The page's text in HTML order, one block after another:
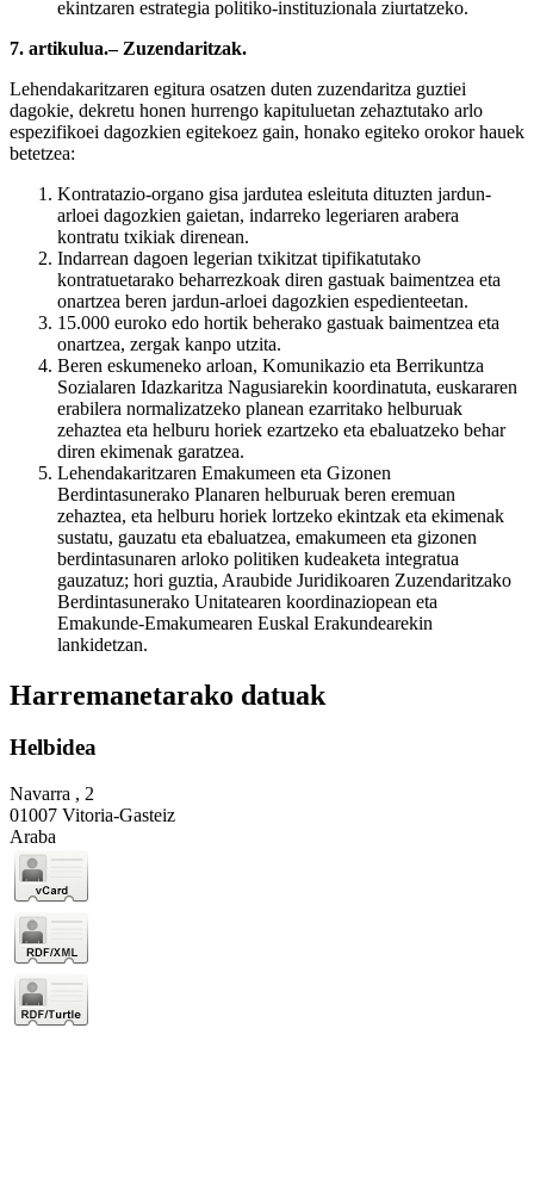
ekintzaren estrategia politiko-instituzionala ziurtatzeko.
7. artikulua.– Zuzendaritzak.
Lehendakaritzaren egitura osatzen duten zuzendaritza guztiei
dagokie, dekretu honen hurrengo kapituluetan zehaztutako arlo
espezifikoei dagozkien egitekoez gain, honako egiteko orokor hauek
betetzea:
Kontratazio-organo gisa jardutea esleituta dituzten jardun-
arloei dagozkien gaietan, indarreko legeriaren arabera
kontratu txikiak direnean.
Indarrean dagoen legerian txikitzat tipifikatutako
kontratuetarako beharrezkoak diren gastuak baimentzea eta
onartzea beren jardun-arloei dagozkien espedienteetan.
15.000 euroko edo hortik beherako gastuak baimentzea eta
onartzea, zergak kanpo utzita.
Beren eskumeneko arloan, Komunikazio eta Berrikuntza
Sozialaren Idazkaritza Nagusiarekin koordinatuta, euskararen
erabilera normalizatzeko planean ezarritako helburuak
zehaztea eta helburu horiek ezartzeko eta ebaluatzeko behar
diren ekimenak garatzea.
Lehendakaritzaren Emakumeen eta Gizonen
Berdintasunerako Planaren helburuak beren eremuan
zehaztea, eta helburu horiek lortzeko ekintzak eta ekimenak
sustatu, gauzatu eta ebaluatzea, emakumeen eta gizonen
berdintasunaren arloko politiken kudeaketa integratua
gauzatuz; hori guztia, Araubide Juridikoaren Zuzendaritzako
Berdintasunerako Unitatearen koordinaziopean eta
Emakunde-Emakumearen Euskal Erakundearekin
lankidetzan.
Harremanetarako datuak
Helbidea
Navarra , 2
01007 Vitoria-Gasteiz
Araba